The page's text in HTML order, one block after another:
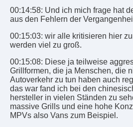
00:14:58: Und ich mich frage hat
aus den Fehlern der
00:15:03: wir alle kritisieren hier
werden viel zu groß.
00:15:08: Diese ja teilweise
Grillformen, die ja Menschen, die
Autoverkehr zu tun haben auch
das war fand ich bei den
hersteller in vielen Ständen zu
massive Grills und eine hohe
MPVs also Vans zum Beispiel.